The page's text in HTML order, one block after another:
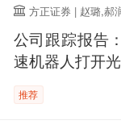
方正证券 | 赵璐,郝
公司跟踪报告
速机器人打开
推荐